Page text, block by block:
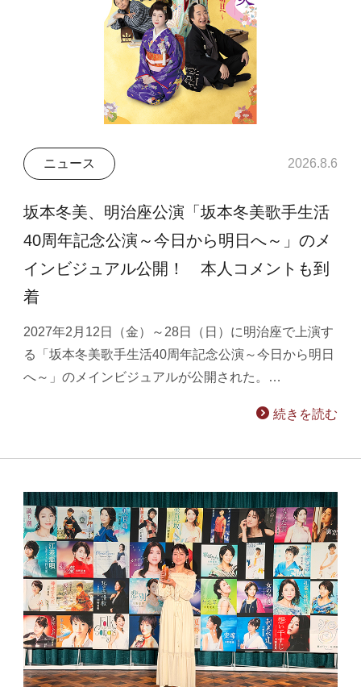
ニュース 2026.8.6
坂本冬美、明治座公演「坂本冬美歌手生活
40周年記念公演～今日から明日へ～」のメ
インビジュアル公開！ 本人コメントも到
着
2027年2月12日（金）～28日（日）に明治座で上演す
る「坂本冬美歌手生活40周年記念公演～今日から明日
へ～」のメインビジュアルが公開された。…
続きを読む